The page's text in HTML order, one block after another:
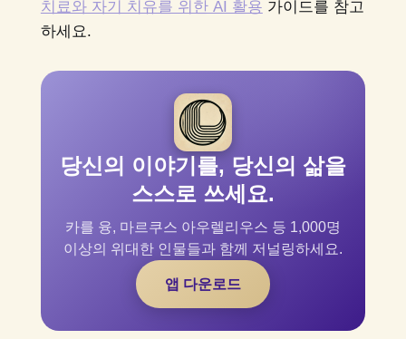
치료와 자기 치유를 위한 AI 활용 가이드를 참고
하세요.
당신의 이야기를, 당신의 삶을
스스로 쓰세요.
카를 융, 마르쿠스 아우렐리우스 등 1,000명
이상의 위대한 인물들과 함께 저널링하세요.
앱 다운로드